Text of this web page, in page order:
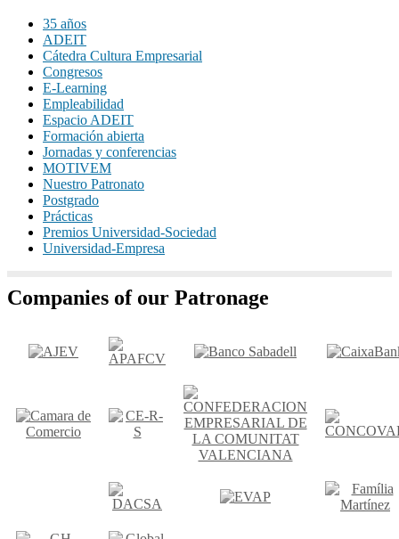
35 años
ADEIT
Cátedra Cultura Empresarial
Congresos
E-Learning
Empleabilidad
Espacio ADEIT
Formación abierta
Jornadas y conferencias
MOTIVEM
Nuestro Patronato
Postgrado
Prácticas
Premios Universidad-Sociedad
Universidad-Empresa
Companies of our Patronage